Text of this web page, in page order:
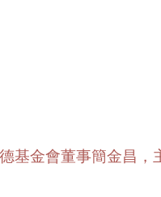
基金會董事簡金昌，